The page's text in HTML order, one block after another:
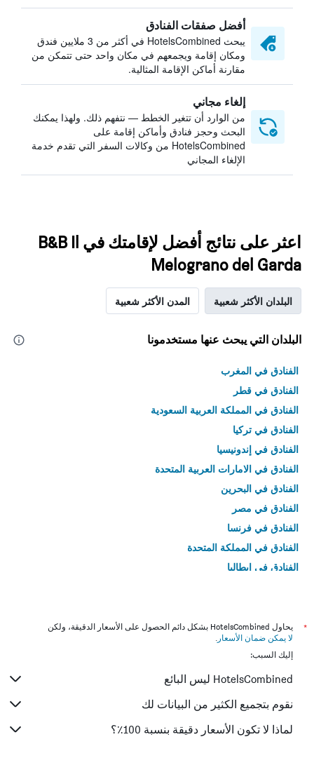
أفضل صفقات الفنادق
يبحث HotelsCombined في أكثر من 3 ملايين فندق
ومكان إقامة ويجمعهم في مكان واحد حتى تتمكن من
مقارنة أماكن الإقامة المثالية.
إلغاء مجاني
من الوارد أن تتغير الخطط — نتفهم ذلك. ولهذا يمكنك
البحث وحجز فنادق وأماكن إقامة على
HotelsCombined من وكالات السفر التي تقدم خدمة
الإلغاء المجاني
اعثر على نتائج أفضل لإقامتك في B&B Il
Melograno del Garda
البلدان الأكثر شعبية المدن الأكثر شعبية
البلدان التي يبحث عنها مستخدمونا
الفنادق في المغرب
الفنادق في قطر
الفنادق في المملكة العربية السعودية
الفنادق في تركيا
الفنادق في إندونيسيا
الفنادق في الامارات العربية المتحدة
الفنادق في البحرين
الفنادق في مصر
الفنادق في فرنسا
الفنادق في المملكة المتحدة
الفنادق في إيطاليا
*
يحاول HotelsCombined بشكل دائم الحصول على الأسعار الدقيقة، ولكن
لا يمكن ضمان الأسعار .
إليك السبب:
HotelsCombined ليس البائع
نقوم بتجميع الكثير من البيانات لك
لماذا لا تكون الأسعار دقيقة بنسبة 100٪؟